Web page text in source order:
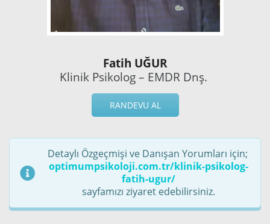
Fatih UĞUR
Klinik Psikolog – EMDR Dnş.
RANDEVU AL
Detaylı Özgeçmişi ve Danışan Yorumları için;
optimumpsikoloji.com.tr/klinik-psikolog-
fatih-ugur/
sayfamızı ziyaret edebilirsiniz.